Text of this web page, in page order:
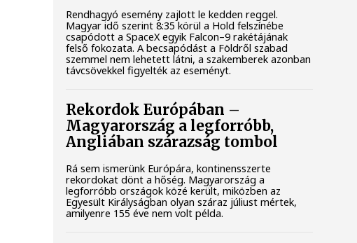
Rendhagyó esemény zajlott le kedden reggel.
Magyar idő szerint 8:35 körül a Hold felszínébe
csapódott a SpaceX egyik Falcon–9 rakétájának
felső fokozata. A becsapódást a Földről szabad
szemmel nem lehetett látni, a szakemberek azonban
távcsövekkel figyelték az eseményt.
Rekordok Európában –
Magyarország a legforróbb,
Angliában szárazság tombol
Rá sem ismerünk Európára, kontinensszerte
rekordokat dönt a hőség. Magyarország a
legforróbb országok közé került, miközben az
Egyesült Királyságban olyan száraz júliust mértek,
amilyenre 155 éve nem volt példa.